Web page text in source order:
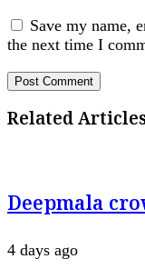
Save my name,
the next time I
Related
Deepmala
4 days ago